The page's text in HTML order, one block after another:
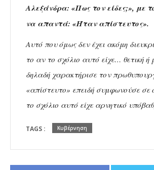
Αλεξάνδρα: «Πως τον είδες;», με
να απαντά: «Ήταν απίστευτος».
Αυτό που όμως δεν έχει ακόμη
το αν το σχόλιο αυτό είχε… θετική ή
δηλαδή χαρακτήρισε τον
«απίστευτο» επειδή συμφωνούσε σε
το σχόλιο αυτό είχε αρνητικό
TAGS : Κυβέρνηση